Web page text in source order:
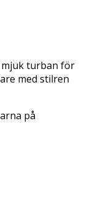
mjuk turban för
med stilren
på